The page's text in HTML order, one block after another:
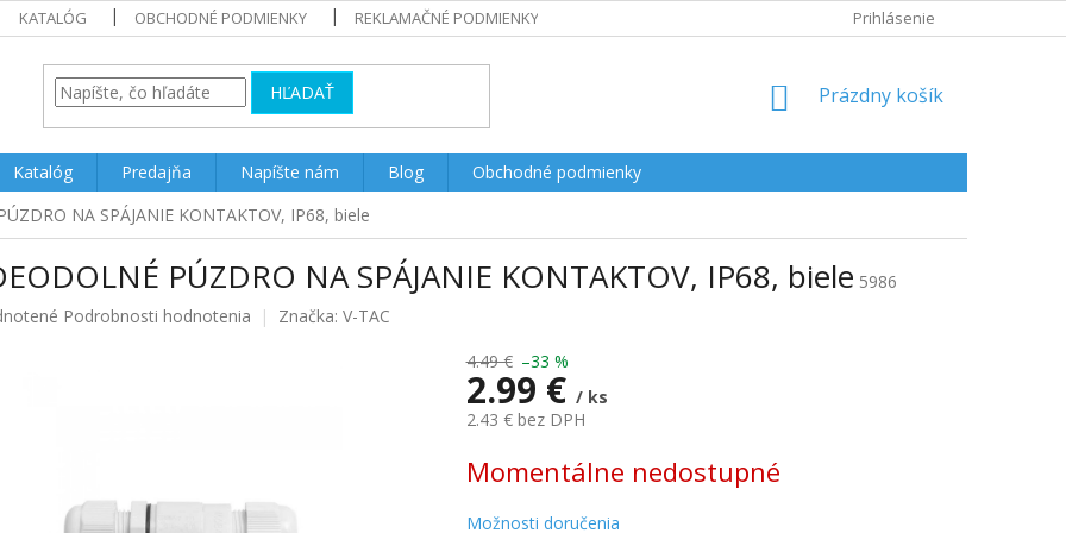
KATALÓG OBCHODNÉ PODMIENKY REKLAMAČNÉ PODMIENKY Prihlásenie
HĽADAŤ
NÁKUPNÝ
Prázdny košík
Katalóg Predajňa Napíšte nám Blog
Obchodné podmienky
NA SPÁJANIE KONTAKTOV, IP68, biele
PÚZDRO NA SPÁJANIE KONTAKTOV, IP68, biele 5986
Podrobnosti hodnotenia Značka: V-TAC
4.49 € –33 %
2.99 € / ks
2.43 € bez DPH
cena:
Momentálne nedostupné
Možnosti doručenia